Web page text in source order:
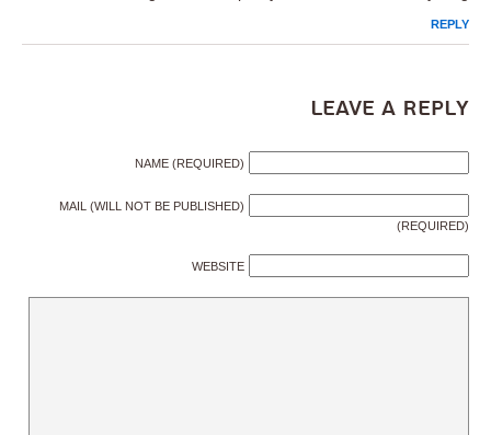
REPLY
Leave a Reply
NAME (REQUIRED)
MAIL (WILL NOT BE PUBLISHED)
(REQUIRED)
WEBSITE